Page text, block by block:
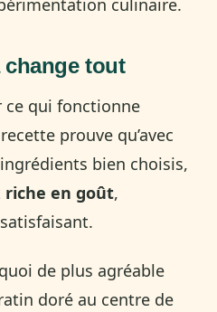
tout
qui fonctionne
prouve qu’avec
bien choisis,
riche en goût,
de plus agréable
doré au centre de